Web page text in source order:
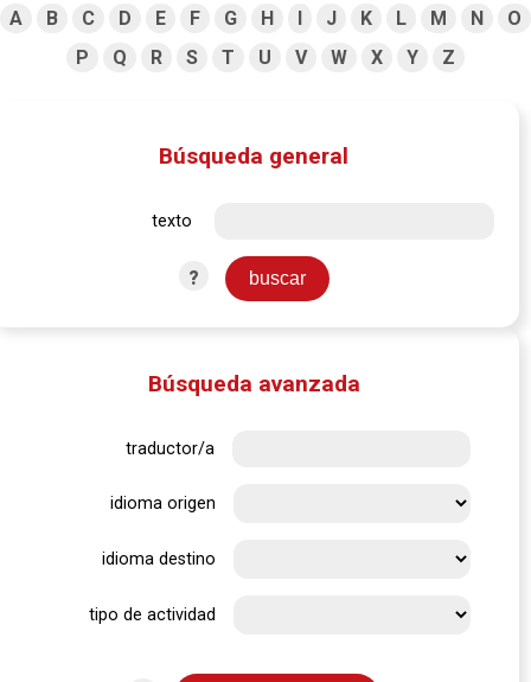
A B C D E F G H I J K L M N
O
P
Q R S T U V W X Y Z
Búsqueda general
texto
?
Búsqueda avanzada
traductor/a
idioma origen
idioma destino
tipo de actividad